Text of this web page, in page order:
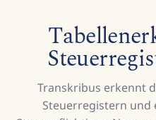
Transkribus erkennt
Steuerregistern